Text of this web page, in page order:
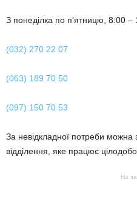
З понеділка по п’ятницю, 8:00 –
(032) 270 22 07
(063) 189 70 50
(097) 150 70 53
За невідкладної потреби
відділення, яке працює
На